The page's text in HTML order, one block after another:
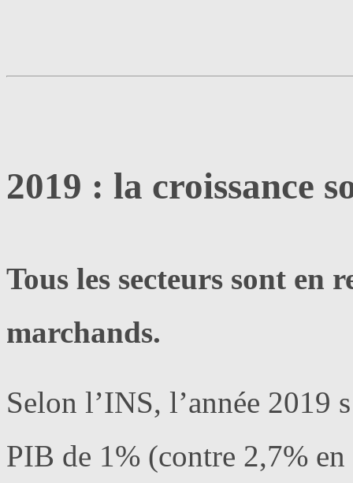
2019 : la croissance
Tous les secteurs sont en
marchands.
Selon l’INS, l’année 2019
PIB de 1% (contre 2,7%